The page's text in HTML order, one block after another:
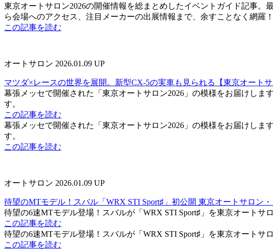
東京オートサロン2026の開催情報を総まとめしたイベントガイド記事。
ら会場へのアクセス、注目メーカーの出展情報まで、余すことなく網羅！
この記事を読む
オートサロン 2026.01.09 UP
マツダ×レースの世界を展開。新型CX-5の実車も見られる【東京オートサ
幕張メッセで開催された「東京オートサロン2026」の模様をお届けしま
す。
この記事を読む
幕張メッセで開催された「東京オートサロン2026」の模様をお届けしま
す。
この記事を読む
オートサロン 2026.01.09 UP
待望のMTモデル！スバル「WRX STI Sport♯」初公開 東京オートサロン・
待望の6速MTモデル登場！スバルが「WRX STI Sport♯」を東京オートサ
この記事を読む
待望の6速MTモデル登場！スバルが「WRX STI Sport♯」を東京オートサ
この記事を読む